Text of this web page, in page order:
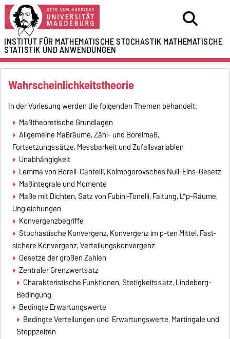
INSTITUT FÜR MATHEMATISCHE STOCHASTIKMATHEMATISCHE
STATISTIK UND ANWENDUNGEN
Wahrscheinlichkeitstheorie
In der Vorlesung werden die folgenden Themen behandelt:
Maßtheoretische Grundlagen
Allgemeine Maßräume, Zähl- und Borelmaß,
Fortsetzungssätze, Messbarkeit und Zufallsvariablen
Unabhängigkeit
Lemma von Borell-Cantelli, Kolmogorovsches Null-Eins-Gesetz
Maßintegrale und Momente
Maße mit Dichten, Satz von Fubini-Tonelli, Faltung, L^p-Räume,
Ungleichungen
Konvergenzbegriffe
Stochastische Konvergenz, Konvergenz im p-ten Mittel, Fast-
sichere Konvergenz, Verteilungskonvergenz
Gesetze der großen Zahlen
Zentraler Grenzwertsatz
Charakteristische Funktionen, Stetigkeitssatz, Lindeberg-
Bedingung
Bedingte Erwartungswerte
Bedingte Verteilungen und Erwartungswerte, Martingale und
Stoppzeiten